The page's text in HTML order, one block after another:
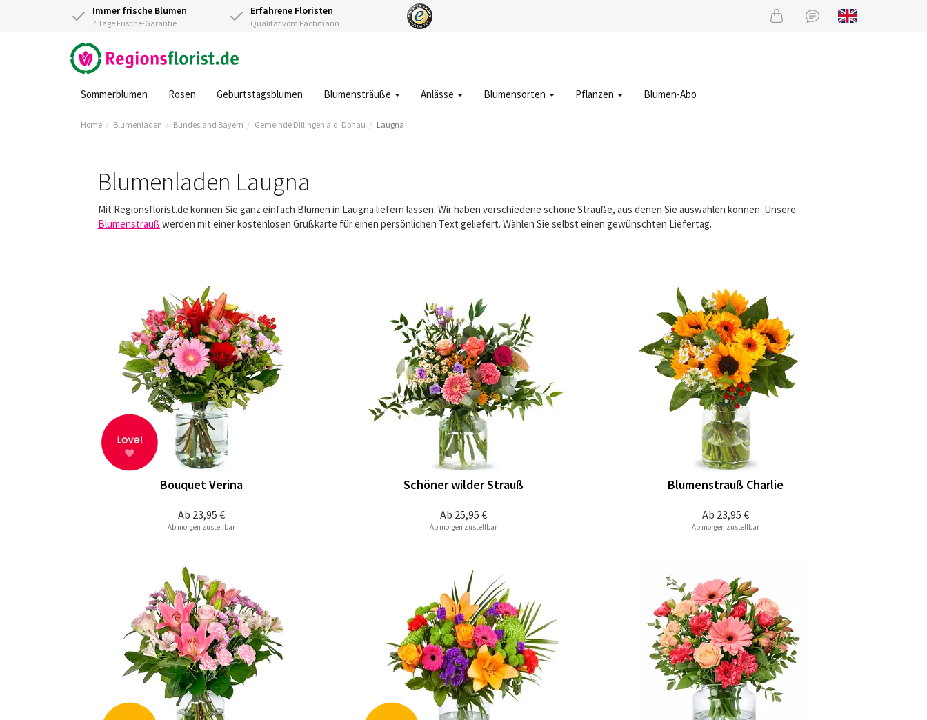
Immer frische Blumen
7 Tage Frische-Garantie
Erfahrene Floristen
Qualität vom Fachmann
Sommerblumen Rosen Geburtstagsblumen Blumensträuße Anlässe Blumensorten Pflanzen Blumen-Abo
Home Blumenladen Bundesland Bayern Gemeinde Dillingen a.d. Donau Laugna
Blumenladen Laugna
Mit Regionsflorist.de können Sie ganz einfach Blumen in Laugna liefern lassen. Wir haben verschiedene schöne Sträuße, aus denen Sie auswählen können. Unsere
Blumenstrauß werden mit einer kostenlosen Grußkarte für einen persönlichen Text geliefert. Wählen Sie selbst einen gewünschten Liefertag.
Ab 23,95 €
Bouquet Verina
Ab morgen zustellbar
Ab 25,95 €
Schöner wilder Strauß
Ab morgen zustellbar
Ab 23,95 €
Blumenstrauß Charlie
Ab morgen zustellbar